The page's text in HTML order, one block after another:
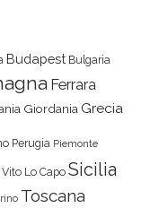
Budapest Bulgaria
Ferrara
Giordania Grecia
Perugia Piemonte
Vito Lo Capo Sicilia
Toscana